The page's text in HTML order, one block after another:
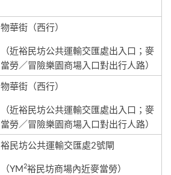
物華街（西行）
（近裕民坊公共運輸交匯處出入口；麥
當勞／冒險樂園商場入口對出行人路）
物華街（西行）
（近裕民坊公共運輸交匯處出入口；麥
當勞／冒險樂園商場入口對出行人路）
裕民坊公共運輸交匯處2號閘
（YM2裕民坊商場內近麥當勞）